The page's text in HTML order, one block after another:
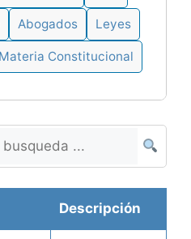
Abogados Leyes
Materia Constitucional
Descripción